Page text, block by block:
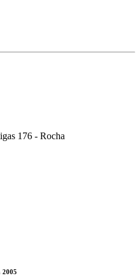
176 - Rocha
2005